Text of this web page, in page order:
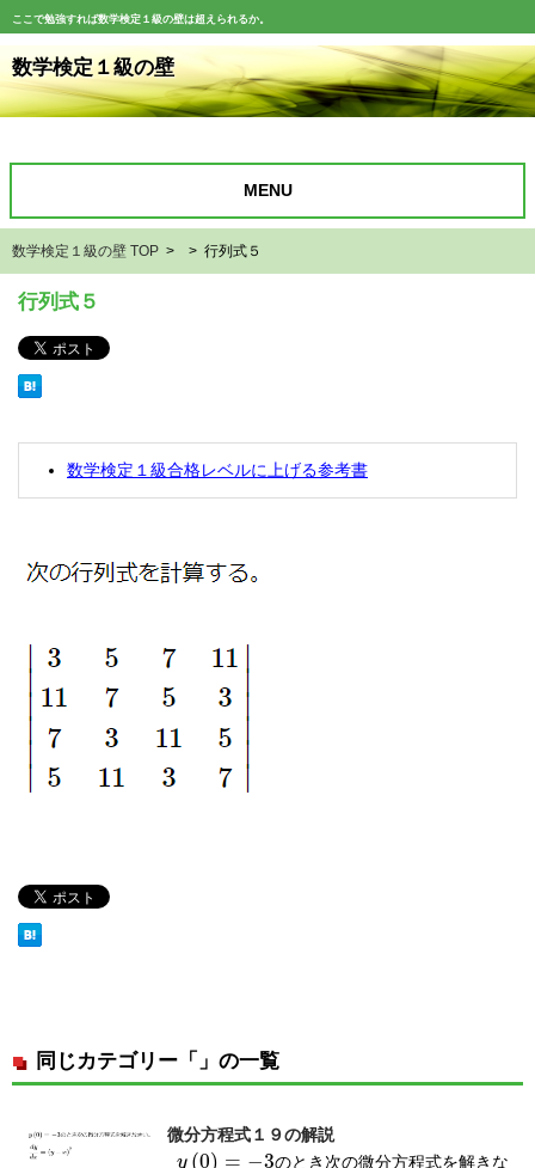
ここで勉強すれば数学検定１級の壁は超えられるか。
数学検定１級の壁
MENU
数学検定１級の壁 TOP > > 行列式５
行列式５
数学検定１級合格レベルに上げる参考書
同じカテゴリー「」の一覧
微分方程式１９の解説
y (0) = −3
y( 0)=− 3
のとき次の微分方程式を解きな